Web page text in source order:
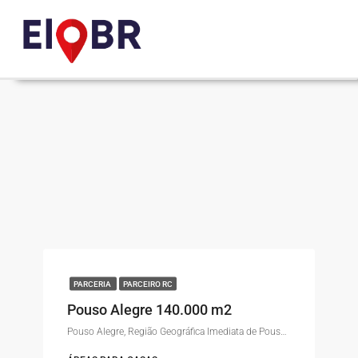
PARCERIA PARCEIRO RC
Pouso Alegre 140.000 m2
Pouso Alegre, Região Geográfica Imediata de Pouso Alegre, Região Geográfica Intermediária de Pouso Alegre, Minas Gerais, Região Sudeste, Brasil